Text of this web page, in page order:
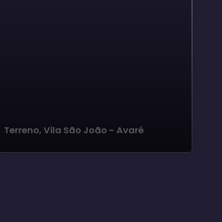
Terreno, Vila São João - Avaré